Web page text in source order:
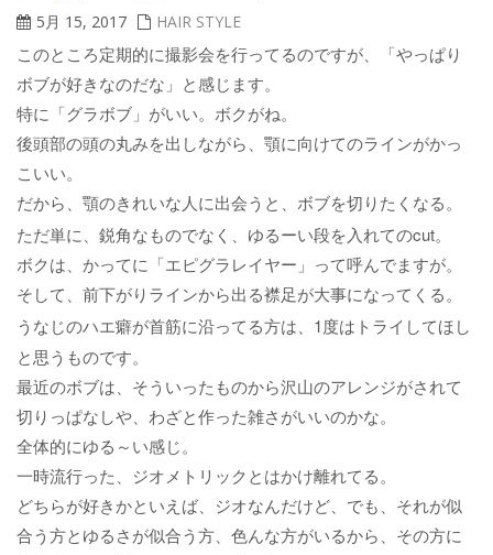
5月 15, 2017 HAIR STYLE
このところ定期的に撮影会を行ってるのですが、「やっぱり
ボブが好きなのだな」と感じます。
特に「グラボブ」がいい。ボクがね。
後頭部の頭の丸みを出しながら、顎に向けてのラインがかっ
こいい。
だから、顎のきれいな人に出会うと、ボブを切りたくなる。
ただ単に、鋭角なものでなく、ゆるーい段を入れてのcut。
ボクは、かってに「エピグラレイヤー」って呼んでますが。
そして、前下がりラインから出る襟足が大事になってくる。
うなじのハエ癖が首筋に沿ってる方は、 1 度はトライしてほし
と思うものです。
最近のボブは、そういったものから沢山のアレンジがされて
切りっぱなしや、わざと作った雑さがいいのかな。
全体的にゆる～い感じ。
一時流行った、ジオメトリックとはかけ離れてる。
どちらが好きかといえば、ジオなんだけど、でも、それが似
合う方とゆるさが似合う方、色んな方がいるから、その方に